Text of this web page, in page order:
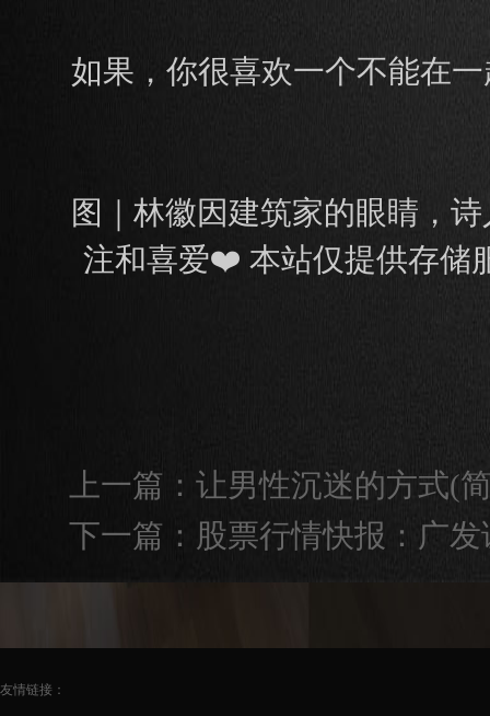
如果，你很喜欢一个不能在
图｜林徽因建筑家的眼睛，
注和喜爱❤️ 本站仅提供存储
上一篇： 让男性沉迷的方式(
下一篇： 股票行情快报：广
友情链接：